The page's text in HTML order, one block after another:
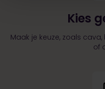
Kies
Maak je keuze, zoals
of